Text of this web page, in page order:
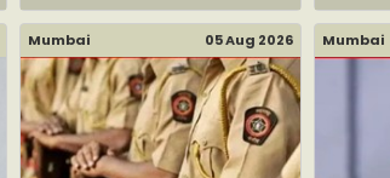
Mumbai 05 Aug 2026 Mumbai